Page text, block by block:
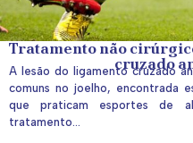
Tratamento não
cruzado
A lesão do ligamento cruzado
comuns no joelho, encontrada
que praticam esportes de
tratamento...